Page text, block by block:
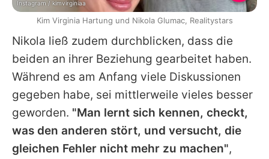
Nikola ließ zudem durchblicken, dass die
beiden an ihrer Beziehung gearbeitet haben.
Während es am Anfang viele Diskussionen
gegeben habe, sei mittlerweile vieles besser
geworden. "Man lernt sich kennen, checkt,
was den anderen stört, und versucht, die
gleichen Fehler nicht mehr zu machen",
Instagram / kimvirginiaa
Kim Virginia Hartung und Nikola Glumac, Realitystars